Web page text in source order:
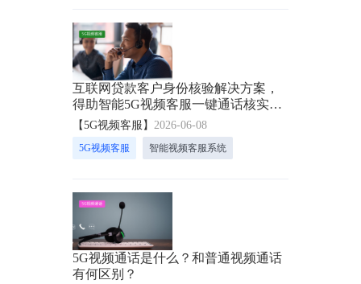
互联网贷款客户身份核验解决方案，
得助智能5G视频客服一键通话核实身
份
【5G视频客服】2026-06-08
5G视频客服 智能视频客服系统
5G视频通话是什么？和普通视频通话
有何区别？